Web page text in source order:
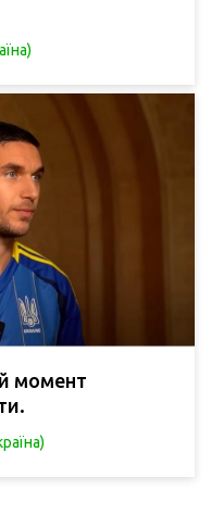
момент